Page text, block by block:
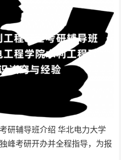
研辅导班介绍 华北电力大学
峰考研开办并全程指导，为报